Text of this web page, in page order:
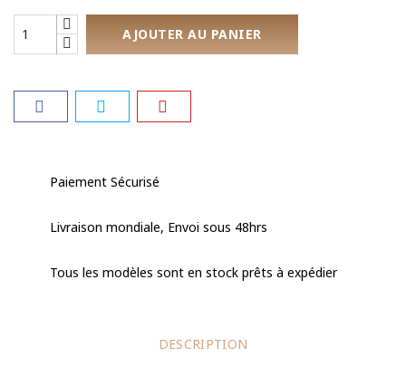
AJOUTER AU PANIER
Paiement Sécurisé
Livraison mondiale, Envoi sous 48hrs
Tous les modèles sont en stock prêts à expédier
DESCRIPTION